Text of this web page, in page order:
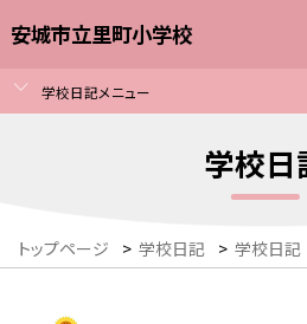
安城市立里町小学校
学校日記メニュー
学校日
トップページ > 学校日記 > 学校日記